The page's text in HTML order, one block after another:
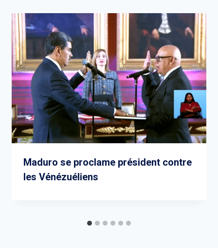
Maduro se proclame président contre
les Vénézuéliens